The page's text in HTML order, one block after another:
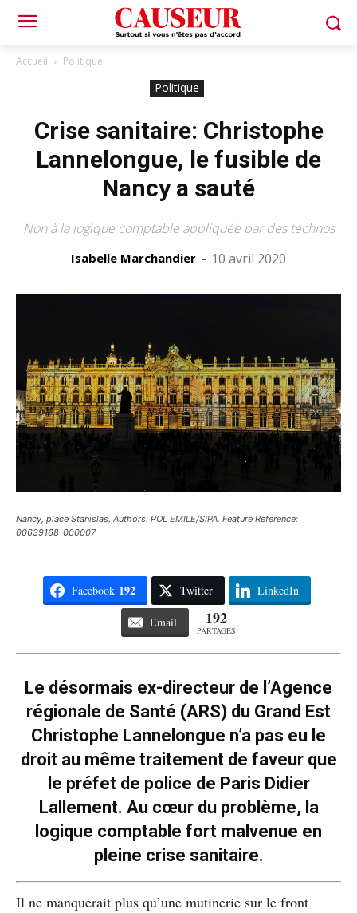
Accueil Politique
Politique
Crise sanitaire: Christophe
Lannelongue, le fusible de
Nancy a sauté
Non à la logique comptable appliquée par des technos
Isabelle Marchandier - 10 avril 2020
Nancy, place Stanislas. Authors: POL EMILE/SIPA. Feature Reference:
00639168_000007
Facebook 192 Twitter LinkedIn
Email 192
PARTAGES
Le désormais ex-directeur de l’Agence
régionale de Santé (ARS) du Grand Est
Christophe Lannelongue n’a pas eu le
droit au même traitement de faveur que
le préfet de police de Paris Didier
Lallement. Au cœur du problème, la
logique comptable fort malvenue en
pleine crise sanitaire.
Il ne manquerait plus qu’une mutinerie sur le front